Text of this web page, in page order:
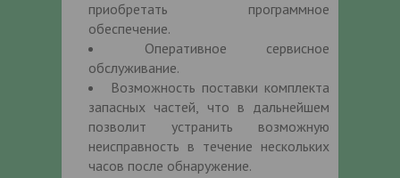
приобретать программное
обеспечение.
Оперативное сервисное
обслуживание.
Возможность поставки комплекта
запасных частей, что в дальнейшем
позволит устранить возможную
неисправность в течение нескольких
часов после обнаружение.